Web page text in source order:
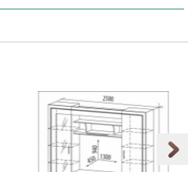
Купить
Гостиная Витра
Симфония 7.10
55 482 ₽